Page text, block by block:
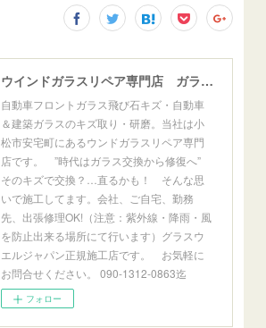
ウインドガラスリペア専門店 ガラスリペア・ヨシダ グラスウェルドジャパン 正規施工店 小松市
自動車フロントガラス飛び石キズ・自動車
＆建築ガラスのキズ取り・研磨。当社は小
松市安宅町にあるウンドガラスリペア専門
店です。 ”時代はガラス交換から修復へ”
そのキズで交換？…直るかも！ そんな思
いで施工してます。会社、ご自宅、勤務
先、出張修理OK!（注意：紫外線・降雨・風
を防止出来る場所にて行います）グラスウ
エルジャパン正規施工店です。 お気軽に
お問合せください。 090-1312-0863迄
フォロー